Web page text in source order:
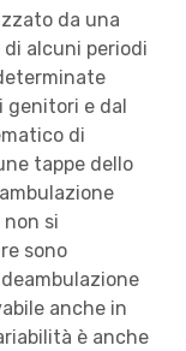
da una
alcuni periodi
e dal
di
tappe dello
si
sono
anche in
è anche